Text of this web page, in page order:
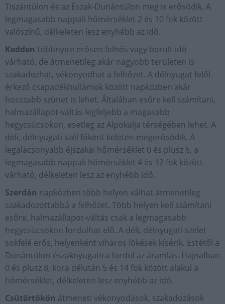
Tiszántúlon és az Észak-Dunántúlon meg is erősödik. A
legmagasabb nappali hőmérséklet 2 és 10 fok között
valószínű, délkeleten lesz enyhébb az idő.
Kedden többnyire erősen felhős vagy borult idő
várható, de átmenetileg akár nagyobb területen is
szakadozhat, vékonyodhat a felhőzet. A délnyugat felől
érkező csapadékhullámok között napközben akár
hosszabb szünet is lehet. Általában esőre kell számítani,
halmazállapot-váltás legfeljebb a magasabb
hegycsúcsokon, esetleg az Alpokalja térségében lehet. A
déli, délnyugati szél főként keleten megerősödik. A
legalacsonyabb éjszakai hőmérséklet 0 és plusz 6, a
legmagasabb nappali hőmérséklet 4 és 12 fok között
várható, délkeleten lesz az enyhébb idő.
Szerdán napközben több helyen válhat átmenetileg
szakadozottabbá a felhőzet. Több helyen kell számítani
esőre, halmazállapot-váltás csak a legmagasabb
hegycsúcsokon fordulhat elő. A déli, délnyugati szelet
sokfelé erős, helyenként viharos lökések kísérik. Estétől a
Dunántúlon északnyugatira fordul az áramlás. Hajnalban
0 és plusz 8, kora délután 5 és 14 fok között alakul a
hőmérséklet, délkeleten lesz enyhébb az idő.
Csütörtökön átmeneti vékonyodások, szakadozások